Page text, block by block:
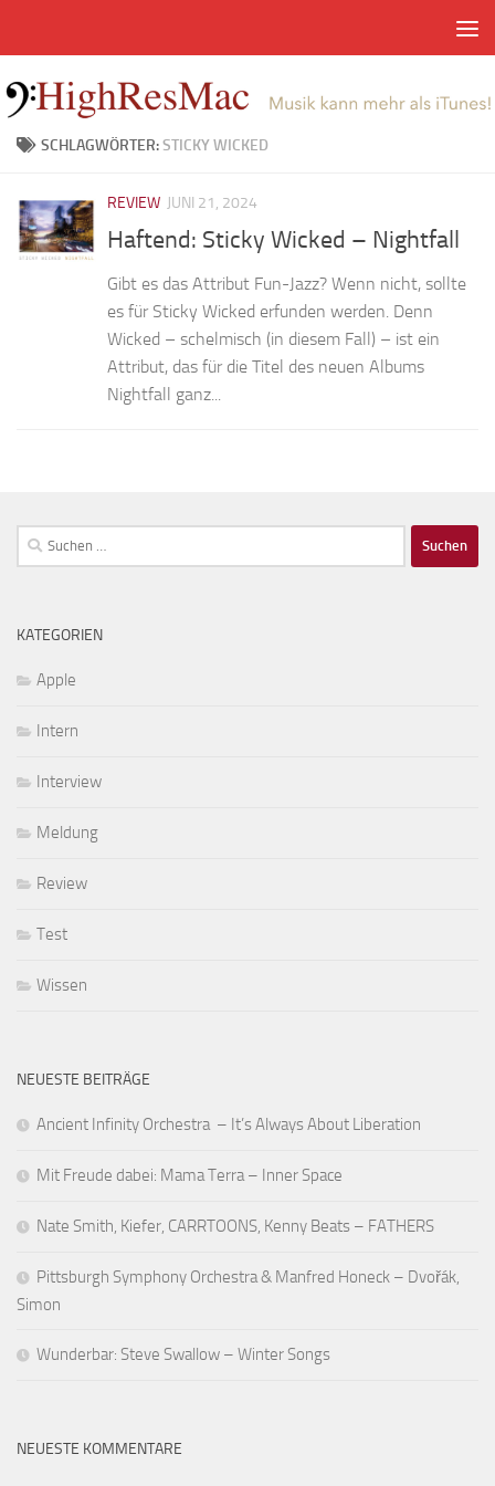
SCHLAGWÖRTER:STICKY WICKED
REVIEW JUNI 21, 2024
Haftend: Sticky Wicked – Nightfall
Gibt es das Attribut Fun-Jazz? Wenn nicht, sollte
es für Sticky Wicked erfunden werden. Denn
Wicked – schelmisch (in diesem Fall) – ist ein
Attribut, das für die Titel des neuen Albums
Nightfall ganz...
Suchen
nach:
KATEGORIEN
Apple
Intern
Interview
Meldung
Review
Test
Wissen
NEUESTE BEITRÄGE
Ancient Infinity Orchestra – It’s Always About Liberation
Mit Freude dabei: Mama Terra – Inner Space
Nate Smith, Kiefer, CARRTOONS, Kenny Beats – FATHERS
Pittsburgh Symphony Orchestra & Manfred Honeck – Dvořák,
Simon
Wunderbar: Steve Swallow – Winter Songs
NEUESTE KOMMENTARE